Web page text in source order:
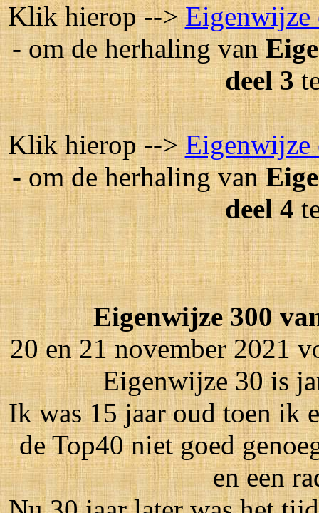
Klik hierop -->Eigenwijze
- om de herhaling van
deel 3
Klik hierop -->Eigenwijze
- om de herhaling van
deel 4
Eigenwijze 300
20 en 21 november 2021
Eigenwijze 30 is
Ik was 15 jaar oud toen ik
de Top40 niet goed
en een